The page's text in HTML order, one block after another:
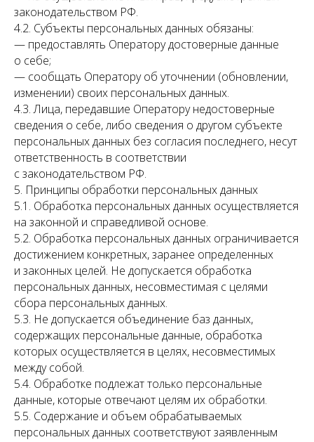
законодательством РФ.
4.2. Субъекты персональных данных обязаны:
— предоставлять Оператору достоверные данные
о себе;
— сообщать Оператору об уточнении (обновлении,
изменении) своих персональных данных.
4.3. Лица, передавшие Оператору недостоверные
сведения о себе, либо сведения о другом субъекте
персональных данных без согласия последнего, несут
ответственность в соответствии
с законодательством РФ.
5. Принципы обработки персональных данных
5.1. Обработка персональных данных осуществляется
на законной и справедливой основе.
5.2. Обработка персональных данных ограничивается
достижением конкретных, заранее определенных
и законных целей. Не допускается обработка
персональных данных, несовместимая с целями
сбора персональных данных.
5.3. Не допускается объединение баз данных,
содержащих персональные данные, обработка
которых осуществляется в целях, несовместимых
между собой.
5.4. Обработке подлежат только персональные
данные, которые отвечают целям их обработки.
5.5. Содержание и объем обрабатываемых
персональных данных соответствуют заявленным